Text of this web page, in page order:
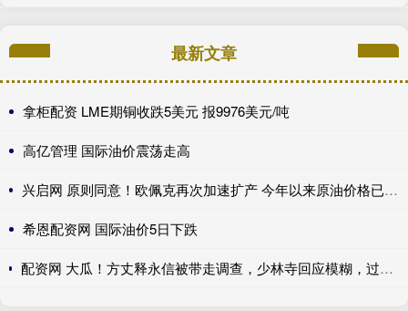
最新文章
拿柜配资 LME期铜收跌5美元 报9976美元/吨
高亿管理 国际油价震荡走高
兴启网 原则同意！欧佩克再次加速扩产 今年以来原油价格已回落13.77%
希恩配资网 国际油价5日下跌
配资网 大瓜！方丈释永信被带走调查，少林寺回应模糊，过往争议再被扒_问题_消息_商业化